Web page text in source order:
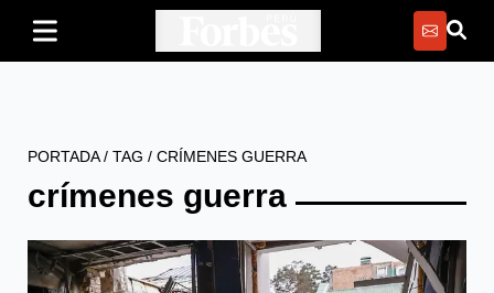
PORTADA/ TAG / CRÍMENES GUERRA
crímenes guerra